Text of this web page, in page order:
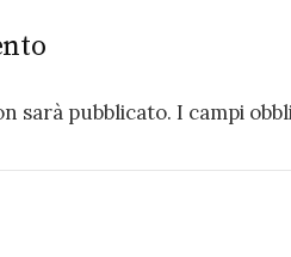
sarà pubblicato. I campi